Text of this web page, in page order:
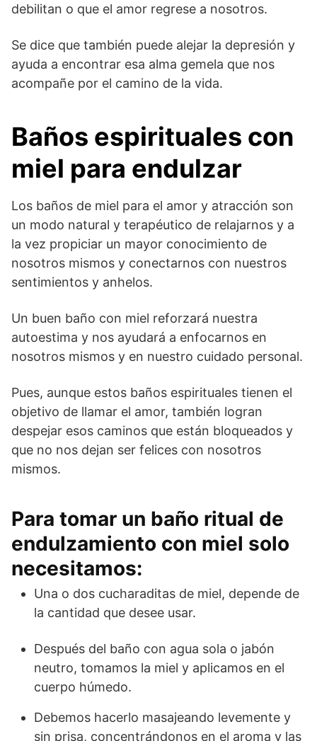
debilitan o que el amor regrese a nosotros.
Se dice que también puede alejar la depresión y
ayuda a encontrar esa alma gemela que nos
acompañe por el camino de la vida.
Baños espirituales con
miel para endulzar
Los baños de miel para el amor y atracción son
un modo natural y terapéutico de relajarnos y a
la vez propiciar un mayor conocimiento de
nosotros mismos y conectarnos con nuestros
sentimientos y anhelos.
Un buen baño con miel reforzará nuestra
autoestima y nos ayudará a enfocarnos en
nosotros mismos y en nuestro cuidado personal.
Pues, aunque estos baños espirituales tienen el
objetivo de llamar el amor, también logran
despejar esos caminos que están bloqueados y
que no nos dejan ser felices con nosotros
mismos.
Para tomar un baño ritual de
endulzamiento con miel solo
necesitamos:
Una o dos cucharaditas de miel, depende de
la cantidad que desee usar.
Después del baño con agua sola o jabón
neutro, tomamos la miel y aplicamos en el
cuerpo húmedo.
Debemos hacerlo masajeando levemente y
sin prisa, concentrándonos en el aroma y las